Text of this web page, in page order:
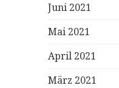
Juni 2021
Mai 2021
April 2021
März 2021